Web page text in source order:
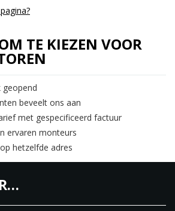
TE KIEZEN VOOR
geopend
beveelt ons aan
met gespecificeerd factuur
ervaren monteurs
hetzelfde adres